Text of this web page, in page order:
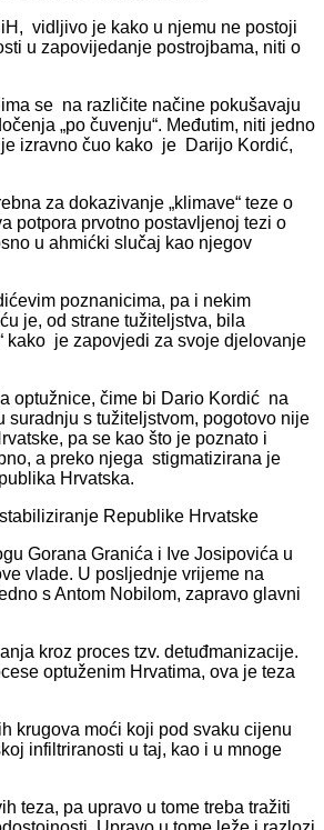
vidljivo je kako u njemu ne postoji
u zapovijedanje postrojbama, niti o
se na različite načine pokušavaju
„po čuvenju“. Međutim, niti jedno
izravno čuo kako je Darijo Kordić,
za dokazivanje „klimave“ teze o
potpora prvotno postavljenoj tezi o
u ahmićki slučaj kao njegov
poznanicima, pa i nekim
je, od strane tužiteljstva, bila
kako je zapovjedi za svoje djelovanje
optužnice, čime bi Dario Kordić na
s tužiteljstvom, pogotovo nije
pa se kao što je poznato i
a preko njega stigmatizirana je
Hrvatska.
Republike Hrvatske
Gorana Granića i Ive Josipovića u
vlade. U posljednje vrijeme na
s Antom Nobilom, zapravo glavni
kroz proces tzv. detuđmanizacije.
optuženim Hrvatima, ova je teza
krugova moći koji pod svaku cijenu
infiltriranosti u taj, kao i u mnoge
teza, pa upravo u tome treba tražiti